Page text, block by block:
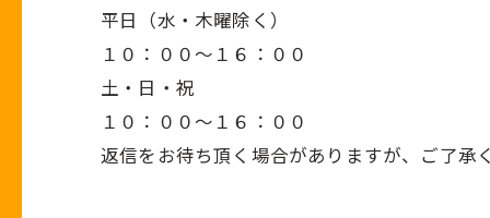
平日（水・木曜除く）
１０：００～１６：００
土・日・祝
１０：００～１６：００
返信をお待ち頂く場合がありますが、ご了承